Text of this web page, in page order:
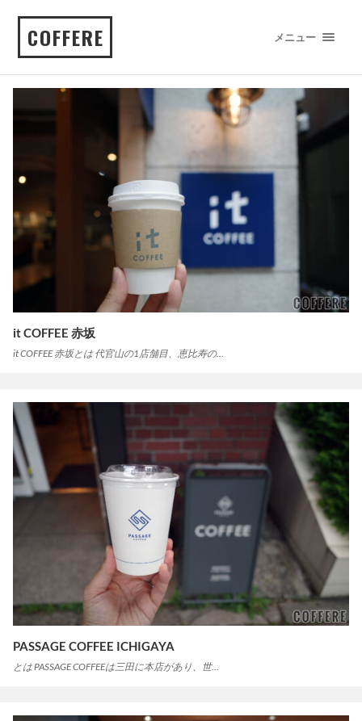
COFFERE メニュー
it COFFEE 赤坂
it COFFEE 赤坂とは 代官山の1店舗目、恵比寿の…
PASSAGE COFFEE ICHIGAYA
とは PASSAGE COFFEEは三田に本店があり、世…